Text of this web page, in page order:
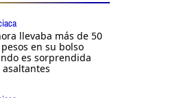
llevaba más de 50
en su bolso
es sorprendida
asaltantes